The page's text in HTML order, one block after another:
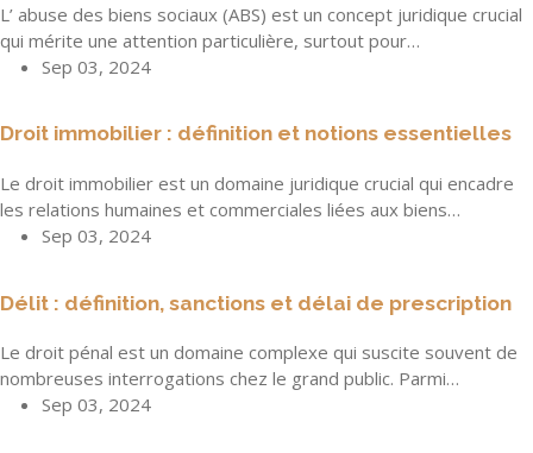
L’ abuse des biens sociaux (ABS) est un concept juridique crucial
qui mérite une attention particulière, surtout pour…
Sep 03, 2024
Droit immobilier : définition et notions essentielles
Le droit immobilier est un domaine juridique crucial qui encadre
les relations humaines et commerciales liées aux biens…
Sep 03, 2024
Délit : définition, sanctions et délai de prescription
Le droit pénal est un domaine complexe qui suscite souvent de
nombreuses interrogations chez le grand public. Parmi…
Sep 03, 2024